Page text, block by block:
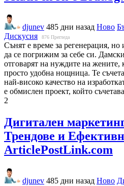
djunev 485 дни назад Ново
Дискусия
876 Прегледа
Сънят е време за регенерация,
да се погрижим за себе си.
отговарят на нуждите на жените,
просто удобна нощница. Те
най-високо качество на
е обмислен проект, който
2
Дигитален
Трендове и
ArticlePostLink.com
djunev 485 дни назад Ново